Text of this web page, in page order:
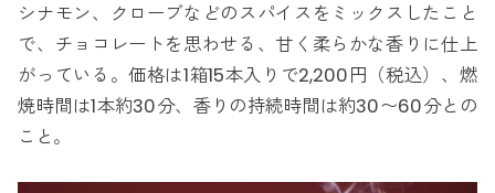
シナモン、クローブなどのスパイスをミックスしたこと
で、チョコレートを思わせる、甘く柔らかな香りに仕上
がっている。価格は1箱15本入りで2,200円（税込）、燃
焼時間は1本約30分、香りの持続時間は約30〜60分との
こと。